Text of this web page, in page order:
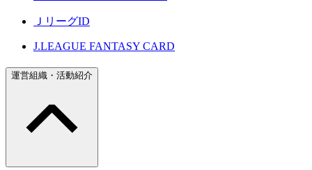
ＪリーグID
J.LEAGUE FANTASY CARD
運営組織・活動紹介